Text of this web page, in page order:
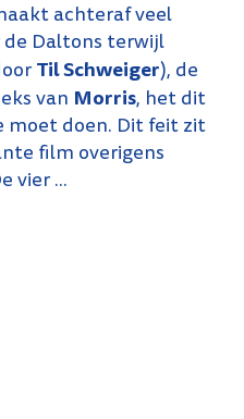
achteraf veel
Daltons terwijl
Til Schweiger), de
van Morris, het dit
moet doen. Dit feit zit
film overigens
vier ...